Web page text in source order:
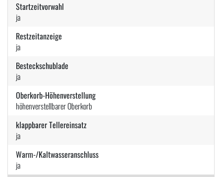
Startzeitvorwahl
ja
Restzeitanzeige
ja
Besteckschublade
ja
Oberkorb-Höhenverstellung
höhenverstellbarer Oberkorb
klappbarer Tellereinsatz
ja
Warm-/Kaltwasseranschluss
ja